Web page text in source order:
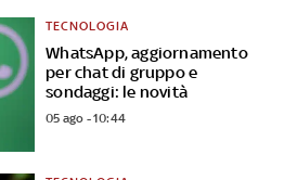
WhatsApp, aggiornamento
per chat di gruppo e
sondaggi: le novità
TECNOLOGIA
05 ago - 10:44